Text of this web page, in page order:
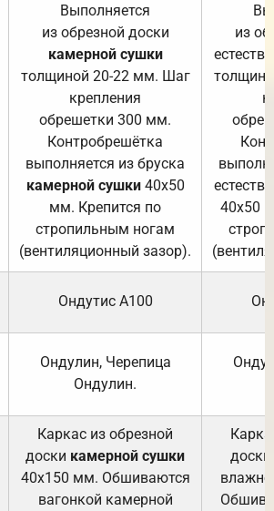
Выполняется
из обрезной доски
камерной сушки
толщиной 20-22 мм. Шаг
крепления
обрешетки 300 мм.
Контробрешётка
выполняется из бруска
камерной сушки40х50
мм. Крепится по
стропильным ногам
(вентиляционный зазор).
из
40х50
Ондутис А100
Ондулин, Черепица
Ондулин.
Каркас из обрезной
доски камерной сушки
40х150 мм. Обшиваются
вагонкой камерной
доски